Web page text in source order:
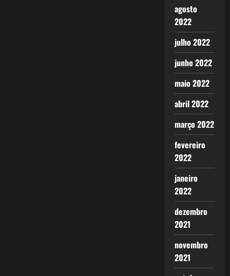
agosto
2022
julho 2022
junho 2022
maio 2022
abril 2022
março 2022
fevereiro
2022
janeiro
2022
dezembro
2021
novembro
2021